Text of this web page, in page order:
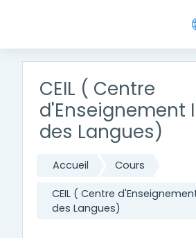
CEIL ( Centre
d'Enseignement
des Langues)
Accueil Cours
CEIL ( Centre
des Langues)